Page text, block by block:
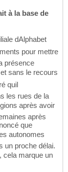
à la base de
dAlphabet
pour mettre
présence
sans le recours
quil
les rues de la
après avoir
après
que
autonomes
un proche délai.
cela marque un